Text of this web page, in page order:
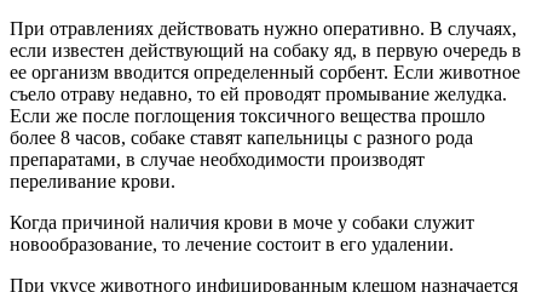
При отравлениях действовать нужно оперативно. В случаях,
если известен действующий на собаку яд, в первую очередь в
ее организм вводится определенный сорбент. Если животное
съело отраву недавно, то ей проводят промывание желудка.
Если же после поглощения токсичного вещества прошло
более 8 часов, собаке ставят капельницы с разного рода
препаратами, в случае необходимости производят
переливание крови.
Когда причиной наличия крови в моче у собаки служит
новообразование, то лечение состоит в его удалении.
При укусе животного инфицированным клещом назначается